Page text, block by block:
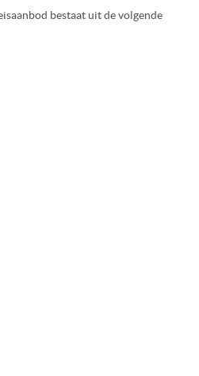
bestaat uit de volgende